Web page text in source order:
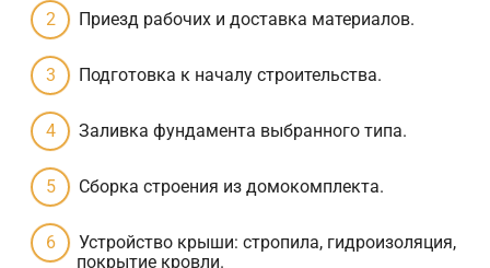
Приезд рабочих и доставка материалов.
Подготовка к началу строительства.
Заливка фундамента выбранного типа.
Сборка строения из домокомплекта.
Устройство крыши: стропила, гидроизоляция,
покрытие кровли.